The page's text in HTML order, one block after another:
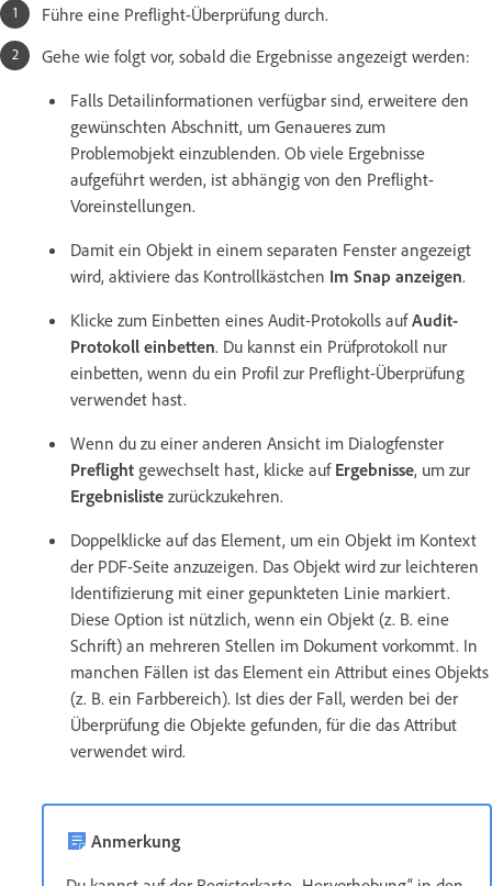
Führe eine Preflight-Überprüfung durch.
Gehe wie folgt vor, sobald die Ergebnisse angezeigt werden:
Falls Detailinformationen verfügbar sind, erweitere den
gewünschten Abschnitt, um Genaueres zum
Problemobjekt einzublenden. Ob viele Ergebnisse
aufgeführt werden, ist abhängig von den Preflight-
Voreinstellungen.
Damit ein Objekt in einem separaten Fenster angezeigt
wird, aktiviere das Kontrollkästchen Im Snap anzeigen.
Klicke zum Einbetten eines Audit-Protokolls aufAudit-
Protokoll einbetten. Du kannst ein Prüfprotokoll nur
einbetten, wenn du ein Profil zur Preflight-Überprüfung
verwendet hast.
Wenn du zu einer anderen Ansicht im Dialogfenster
Preflight gewechselt hast, klicke auf Ergebnisse, um zur
Ergebnisliste zurückzukehren.
Doppelklicke auf das Element, um ein Objekt im Kontext
der PDF-Seite anzuzeigen. Das Objekt wird zur leichteren
Identifizierung mit einer gepunkteten Linie markiert.
Diese Option ist nützlich, wenn ein Objekt (z. B. eine
Schrift) an mehreren Stellen im Dokument vorkommt. In
manchen Fällen ist das Element ein Attribut eines Objekts
(z. B. ein Farbbereich). Ist dies der Fall, werden bei der
Überprüfung die Objekte gefunden, für die das Attribut
verwendet wird.
Anmerkung